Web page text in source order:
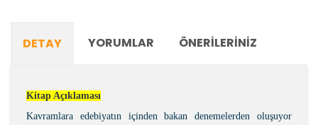
DETAY YORUMLAR ÖNERILERINIZ
Kitap Açıklaması
Kavramlara edebiyatın içinden bakan denemelerden oluşuyor